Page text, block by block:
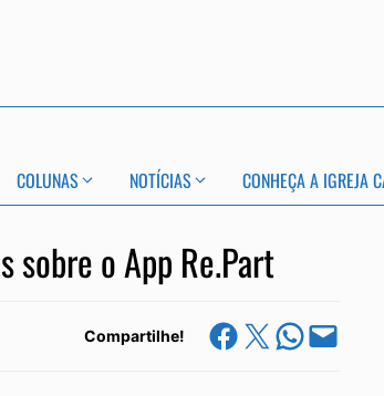
COLUNAS NOTÍCIAS CONHEÇA A IGREJA
sobre o App Re.Part
Compartilhe! Share on Facebook
Share on X Share on WhatsApp
Email this Page